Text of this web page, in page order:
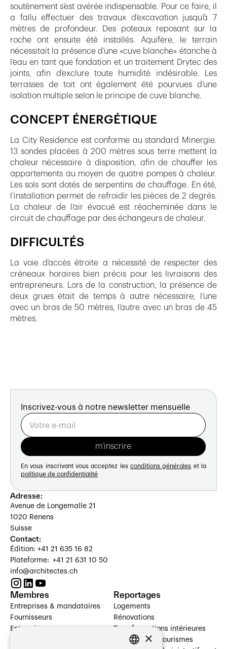
soutènement s’est avérée indispensable. Pour ce faire, il
a fallu effectuer des travaux d’excavation jusqu’à 7
mètres de profondeur. Des poteaux reposant sur la
roche ont ensuite été installés. Aquifère, le terrain
nécessitait la présence d’une «cuve blanche» étanche à
l’eau en tant que fondation et un traitement Drytec des
joints, afin d’exclure toute humidité indésirable. Les
terrasses de toit ont également été pourvues d’une
isolation multiple selon le principe de cuve blanche.
CONCEPT ÉNERGÉTIQUE
La City Residence est conforme au standard Minergie.
13 sondes placées à 200 mètres sous terre mettent la
chaleur nécessaire à disposition, afin de chauffer les
appartements au moyen de quatre pompes à chaleur.
Les sols sont dotés de serpentins de chauffage. En été,
l’installation permet de refroidir les pièces de 2 degrés.
La chaleur de l’air évacué est réacheminée dans le
circuit de chauffage par des échangeurs de chaleur.
DIFFICULTÉS
La voie d’accès étroite a nécessité de respecter des
créneaux horaires bien précis pour les livraisons des
entrepreneurs. Lors de la construction, la présence de
deux grues était de temps à autre nécessaire; l’une
avec un bras de 50 mètres, l’autre avec un bras de 45
mètres.
Inscrivez-vous à notre newsletter mensuelle
En vous inscrivant vous acceptez les conditions générales et la
politique de confidentialité
Adresse:
Avenue de Longemalle 21
1020 Renens
Suisse
Contact:
Édition: +41 21 635 16 82
Plateforme: +41 21 631 10 50
info@architectes.ch
Membres
Entreprises & mandataires
Fournisseurs
Entreprises
Reportages
Logements
Rénovations
Transformations intérieures
Hôtelleries et tourismes
×